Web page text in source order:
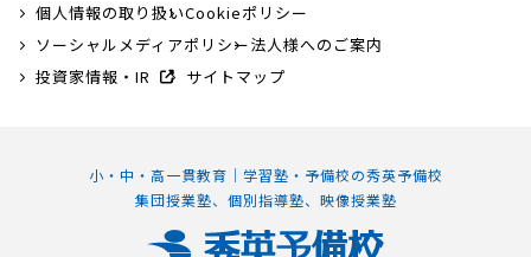
小・中・高一貫教育｜学習塾・予備校の秀英予備校
集団授業塾、個別指導塾、映像授業塾
個人情報の取り扱いCookieポリシー
ソーシャルメディアポリシー法人様へのご案内
投資家情報・IR
サイトマップ